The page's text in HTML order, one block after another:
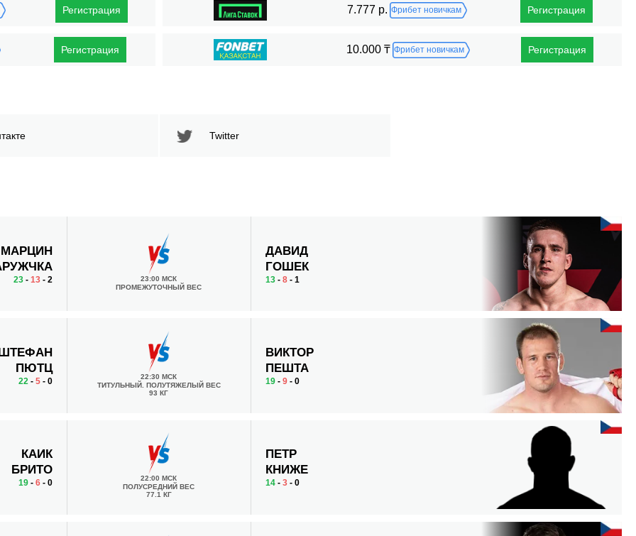
Регистрация 7.777 р. Фрибет новичкам Регистрация
Регистрация 10.000 ₸ Фрибет новичкам Регистрация
Twitter
МАРЦИН
23- 13- 2
23:00 МСК
ПРОМЕЖУТОЧНЫЙ ВЕС
ДАВИД
ГОШЕК
13 -8 - 1
ПЮТЦ
22- 5- 0
22:30 МСК
ТИТУЛЬНЫЙ. ПОЛУТЯЖЕЛЫЙ ВЕС
93 КГ
ВИКТОР
ПЕШТА
19 -9 - 0
КАИК
БРИТО
19- 6- 0
22:00 МСК
ПОЛУСРЕДНИЙ ВЕС
77.1 КГ
ПЕТР
КНИЖЕ
14 -3 - 0